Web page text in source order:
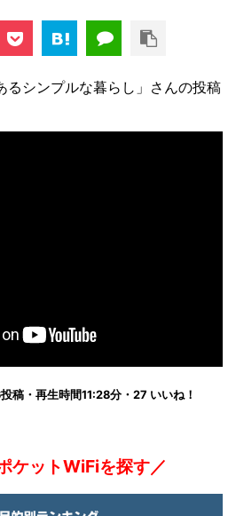
るシンプルな暮らし」さんの投稿
・再生時間11:28分・27 いいね！
ケットWiFiを探す／